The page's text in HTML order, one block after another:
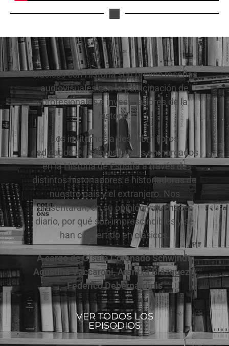
Clásicos con Historiason breves reseñas
audiovisuales con la participación de
profesionales e investigadores de la
historia.
Los invitamos a descubrir libros
dedicados a distintos temas enmarcados
en la Historia de España a través de
distintos historiadores e historiadoras de
nuestro país y el extranjero. Nos
presentarán, en su opinión y quehacer
diario, por qué son imprescindibles y se
han convertido en clásicos.
A cargo de Gisela Coronado Schwindt,
Agustina Vaccaroni, Arantxa Blázquez y
Federico Debernardinis
VER TODOS LOS
EPISODIOS